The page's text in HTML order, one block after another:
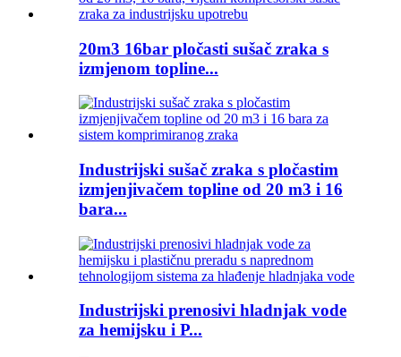
20m3 16bar pločasti sušač zraka s
izmjenom topline...
Industrijski sušač zraka s pločastim
izmjenjivačem topline od 20 m3 i 16
bara...
Industrijski prenosivi hladnjak vode
za hemijsku i P...